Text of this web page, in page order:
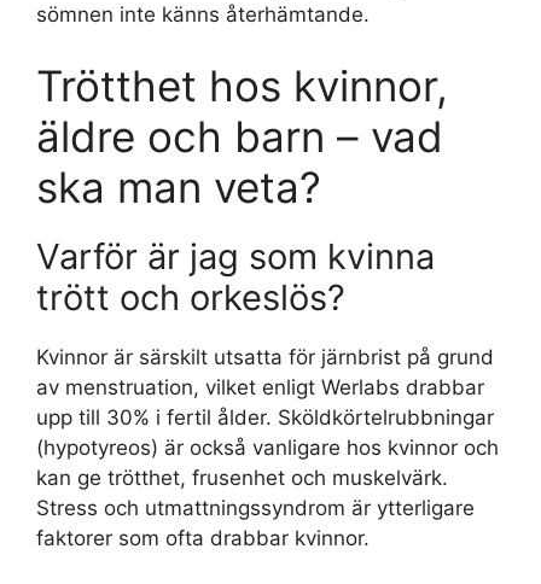
sömnen inte känns återhämtande.
Trötthet hos kvinnor,
äldre och barn – vad
ska man veta?
Varför är jag som kvinna
trött och orkeslös?
Kvinnor är särskilt utsatta för järnbrist på grund
av menstruation, vilket enligt Werlabs drabbar
upp till 30% i fertil ålder. Sköldkörtelrubbningar
(hypotyreos) är också vanligare hos kvinnor och
kan ge trötthet, frusenhet och muskelvärk.
Stress och utmattningssyndrom är ytterligare
faktorer som ofta drabbar kvinnor.